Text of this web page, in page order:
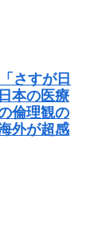
さすが日
本の医療
倫理観の
外が超感